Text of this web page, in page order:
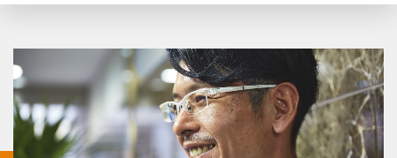
いて専門家で構成される
「組織」が果たす役割は極めて大きい、今
では強くこれを感じています。